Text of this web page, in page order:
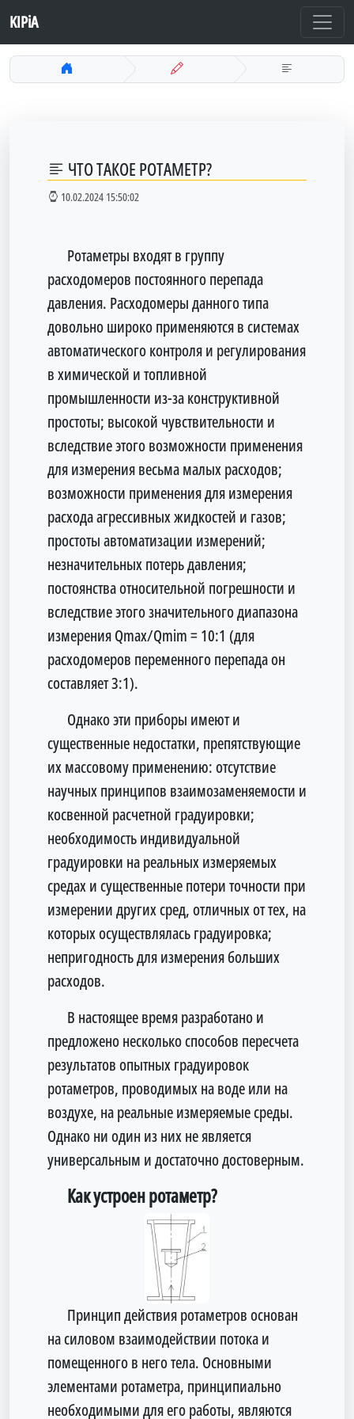
KIPiA
ЧТО ТАКОЕ РОТАМЕТР?
10.02.2024 15:50:02
Ротаметры входят в группу
расходомеров постоянного перепада
давления. Расходомеры данного типа
довольно широко применяются в системах
автоматического контроля и регулирования
в химической и топливной
промышленности из-за конструктивной
простоты; высокой чувстви­тельности и
вследствие этого возможности применения
для измерения весьма малых расходов;
возможности применения для измерения
расхода агрессивных жидкостей и газов;
простоты автоматизации измерений;
незначительных потерь давления;
постоянства относительной погрешности и
вследствие этого значительно­го диапазона
измерения Qmax/Qmim = 10:1 (для
расходомеров перемен­ного перепада он
составляет 3:1).
Однако эти приборы имеют и
существенные недостатки, препятст­вующие
их массовому применению: отсутствие
научных принципов взаи­мозаменяемости и
косвенной расчетной градуировки;
необходимость индивидуальной
градуировки на реальных измеряемых
средах и сущест­венные потери точности при
измерении других сред, отличных от тех, на
которых осуществлялась градуировка;
непригодность для измерения больших
расходов.
В настоящее время разработано и
предложено несколько способов пересчета
результатов опытных градуировок
ротаметров, проводимых на воде или на
воздухе, на реальные из­меряемые среды.
Однако ни один из них не является
универсальным и достаточно достоверным.
Как устроен ротаметр?
Принцип действия ротаметров основан
на силовом взаимодействии потока и
помещенного в него тела. Основными
элементами ротаметра, принципи­ально
необходимыми для его работы, являются